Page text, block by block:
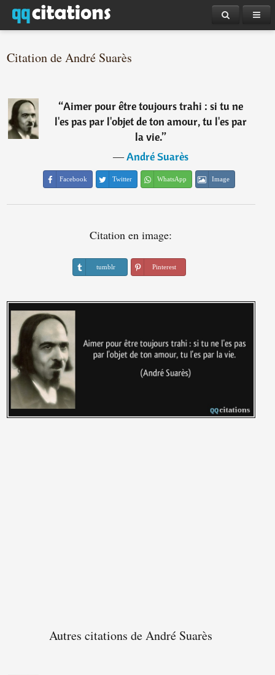
Citation de André Suarès
“Aimer pour être toujours trahi : si tu ne
l'es pas par l'objet de ton amour, tu l'es par
la vie.”
―André Suarès
Facebook Twitter WhatsApp Image
Citation en image:
tumblr Pinterest
Autres citations de André Suarès